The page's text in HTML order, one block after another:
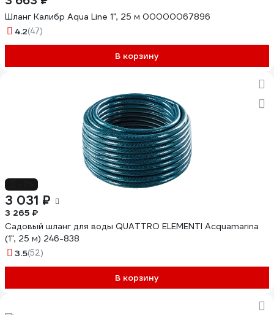
Шланг Калибр Aqua Line 1", 25 м 00000067896
4.2(47)
В корзину
3 031 ₽
3 265 ₽
Садовый шланг для воды QUATTRO ELEMENTI Acquamarina
(1", 25 м) 246-838
3.5(52)
В корзину